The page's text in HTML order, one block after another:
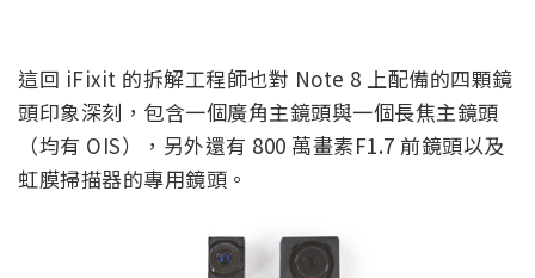
這回 iFixit 的拆解工程師也對 Note 8 上配備的四顆鏡
頭印象深刻，包含一個廣角主鏡頭與一個長焦主鏡頭
（均有 OIS），另外還有 800 萬畫素F1.7 前鏡頭以及
虹膜掃描器的專用鏡頭。